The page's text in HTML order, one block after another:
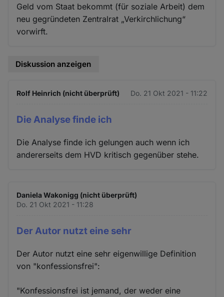
Geld vom Staat bekommt (für soziale Arbeit) dem
neu gegründeten Zentralrat „Verkirchlichung“
vorwirft.
Diskussion anzeigen
Rolf Heinrich (nicht überprüft) Do. 21 Okt 2021 - 11:22
Die Analyse finde ich
Die Analyse finde ich gelungen auch wenn ich
andererseits dem HVD kritisch gegenüber stehe.
Daniela Wakonigg (nicht überprüft)
Do. 21 Okt 2021 - 11:28
Der Autor nutzt eine sehr
Der Autor nutzt eine sehr eigenwillige Definition
von "konfessionsfrei":
"Konfessionsfrei ist jemand, der weder eine